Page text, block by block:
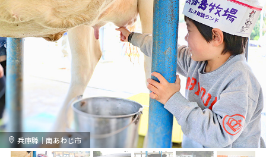
兵庫縣｜南あわじ市